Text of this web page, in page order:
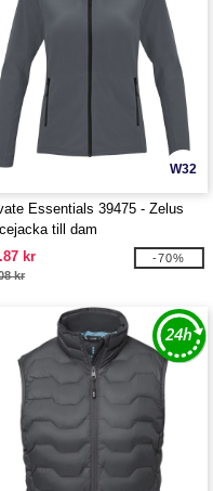
W32
Essentials 39475 - Zelus
till dam
kr
kr
-70%